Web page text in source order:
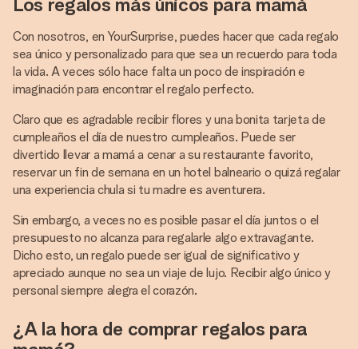
Con nosotros, en YourSurprise, puedes hacer que cada regalo
sea único y personalizado para que sea un recuerdo para toda
la vida. A veces sólo hace falta un poco de inspiración e
imaginación para encontrar el regalo perfecto.
Claro que es agradable recibir flores y una bonita tarjeta de
cumpleaños el día de nuestro cumpleaños. Puede ser
divertido llevar a mamá a cenar a su restaurante favorito,
reservar un fin de semana en un hotel balneario o quizá regalar
una experiencia chula si tu madre es aventurera.
Sin embargo, a veces no es posible pasar el día juntos o el
presupuesto no alcanza para regalarle algo extravagante.
Dicho esto, un regalo puede ser igual de significativo y
apreciado aunque no sea un viaje de lujo. Recibir algo único y
personal siempre alegra el corazón.
¿A la hora de comprar regalos para